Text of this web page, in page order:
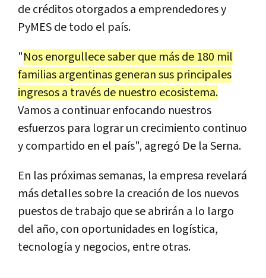
de créditos otorgados a emprendedores y
PyMES de todo el país.
"Nos enorgullece saber que más de 180 mil
familias argentinas generan sus principales
ingresos a través de nuestro ecosistema.
Vamos a continuar enfocando nuestros
esfuerzos para lograr un crecimiento continuo
y compartido en el país", agregó De la Serna.
En las próximas semanas, la empresa revelará
más detalles sobre la creación de los nuevos
puestos de trabajo que se abrirán a lo largo
del año, con oportunidades en logística,
tecnología y negocios, entre otras.